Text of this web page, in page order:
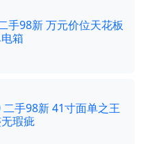
手98新 万元价位天花板
箱
二手98新 41寸面单之王
瑕疵